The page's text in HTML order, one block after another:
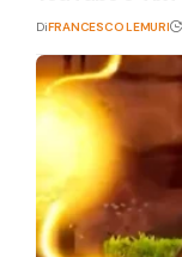
DiFRANCESCO LEMURI